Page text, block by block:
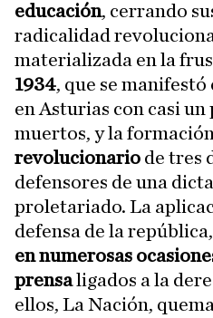
educación, cerrando
radicalidad
materializada en la
1934, que se
en Asturias con casi
muertos, y la
revolucionario de tres
defensores de una
proletariado. La
defensa de la
en numerosas
prensaligados a la
ellos, La Nación,